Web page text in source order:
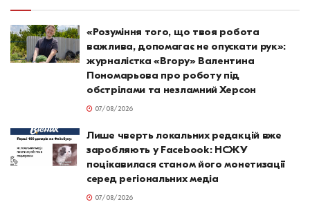
«Розуміння того, що твоя робота
важлива, допомагає не опускати рук»:
журналістка «Вгору» Валентина
Пономарьова про роботу під
обстрілами та незламний Херсон
07/08/2026
Лише чверть локальних редакцій вже
заробляють у Facebook: НСЖУ
поцікавилася станом його монетизації
серед регіональних медіа
07/08/2026